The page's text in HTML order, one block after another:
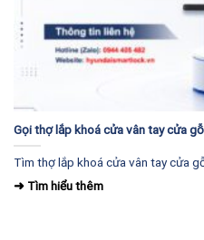
Gọi thợ lắp khoá cửa vân tay cửa
Tìm thợ lắp khoá cửa vân tay cửa